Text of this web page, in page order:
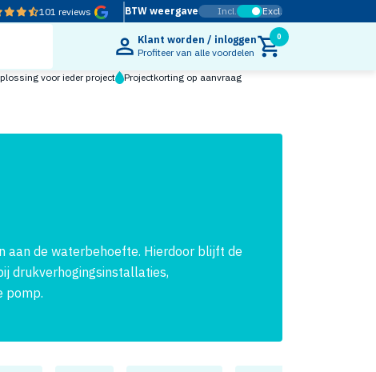
101 reviews BTW weergave Incl. Excl.
Klant worden / inloggen
Profiteer van alle voordelen
0
voor ieder project Projectkorting op aanvraag
aan de waterbehoefte. Hierdoor blijft de
drukverhogingsinstallaties,
pomp.